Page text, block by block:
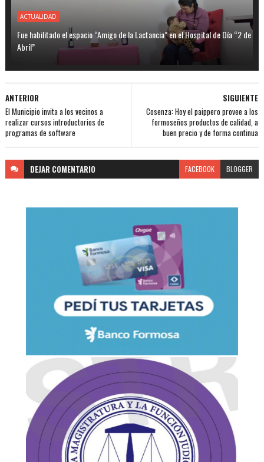
ACTUALIDAD
Fue habilitado el espacio “Amigo de la Lactancia” en el Hospital de Día “2 de
Abril”
SIGUIENTE
Cosenza: Hoy el paippero provee a los
formoseños productos de calidad, a
buen precio y de forma continua
ANTERIOR
El Municipio invita a los vecinos a
realizar cursos introductorios de
programas de software
DEJAR COMENTARIO FACEBOOK BLOGGER